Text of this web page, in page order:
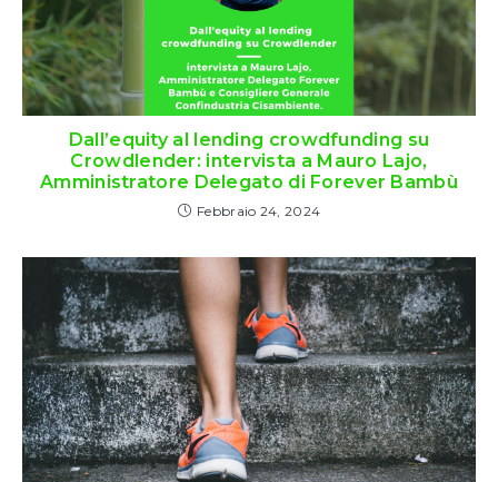
Dall’equity al lending crowdfunding su
Crowdlender: intervista a Mauro Lajo,
Amministratore Delegato di Forever Bambù
Febbraio 24, 2024